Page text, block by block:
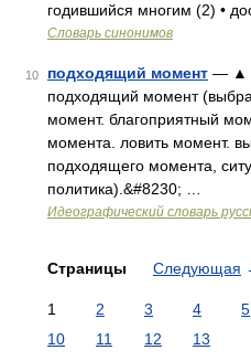
годившийся многим (2) •
Словарь синонимов
10 подходящий момент — ▲
подходящий момент
момент. благоприятный
момента. ловить момент.
подходящего момента,
политика).&#8230; …
Идеографический словарь
Страницы Следующая
1 2 3 4 5
10
11 12 13